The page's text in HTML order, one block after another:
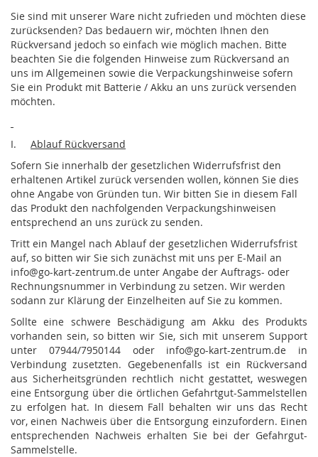
Sie sind mit unserer Ware nicht zufrieden und möchten diese
zurücksenden? Das bedauern wir, möchten Ihnen den
Rückversand jedoch so einfach wie möglich machen. Bitte
beachten Sie die folgenden Hinweise zum Rückversand an
uns im Allgemeinen sowie die Verpackungshinweise sofern
Sie ein Produkt mit Batterie / Akku an uns zurück versenden
möchten.
I.
Ablauf Rückversand
Sofern Sie innerhalb der gesetzlichen Widerrufsfrist den
erhaltenen Artikel zurück versenden wollen, können Sie dies
ohne Angabe von Gründen tun. Wir bitten Sie in diesem Fall
das Produkt den nachfolgenden Verpackungshinweisen
entsprechend an uns zurück zu senden.
Tritt ein Mangel nach Ablauf der gesetzlichen Widerrufsfrist
auf, so bitten wir Sie sich zunächst mit uns per E-Mail an
info@go-kart-zentrum.de unter Angabe der Auftrags- oder
Rechnungsnummer in Verbindung zu setzen. Wir werden
sodann zur Klärung der Einzelheiten auf Sie zu kommen.
Sollte eine schwere Beschädigung am Akku des Produkts
vorhanden sein, so bitten wir Sie, sich mit unserem Support
unter 07944/7950144 oder info@go-kart-zentrum.de in
Verbindung zusetzten. Gegebenenfalls ist ein Rückversand
aus Sicherheitsgründen rechtlich nicht gestattet, weswegen
eine Entsorgung über die örtlichen Gefahrtgut-Sammelstellen
zu erfolgen hat. In diesem Fall behalten wir uns das Recht
vor, einen Nachweis über die Entsorgung einzufordern. Einen
entsprechenden Nachweis erhalten Sie bei der Gefahrgut-
Sammelstelle.